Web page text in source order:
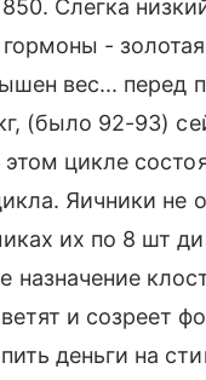
Слегка
-
вес... перед
(было 92-93)
цикле
Яичники не
их по 8 шт
назначение
и созреет
деньги на